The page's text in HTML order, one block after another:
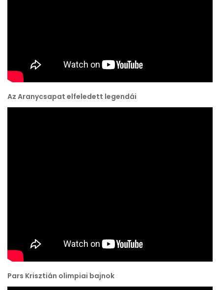
Az Aranycsapat elfeledett legendái
Pars Krisztián olimpiai bajnok